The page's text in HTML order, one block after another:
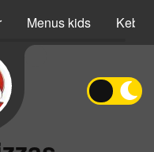
Menus kids